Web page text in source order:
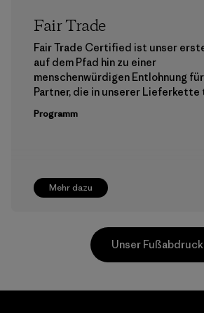
Mehr dazu
Fair Trade
Fair Trade Certified ist unser
auf dem Pfad hin zu einer
menschenwürdigen Entlohnung
Partner, die in unserer Lieferkette
Programm
Unser Fußabdruck